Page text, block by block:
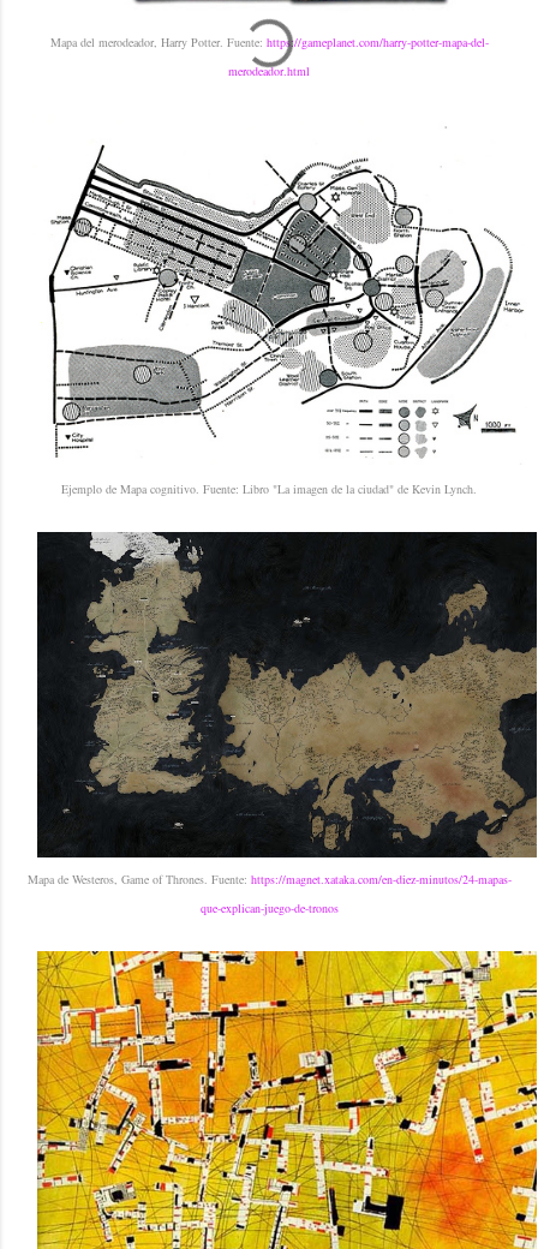
Mapa del merodeador, Harry Potter. Fuente: https://gameplanet.com/harry-potter-mapa-del-
merodeador.html
Ejemplo de Mapa cognitivo. Fuente: Libro "La imagen de la ciudad" de Kevin Lynch.
Mapa de Westeros, Game of Thrones. Fuente: https://magnet.xataka.com/en-diez-minutos/24-mapas-
que-explican-juego-de-tronos